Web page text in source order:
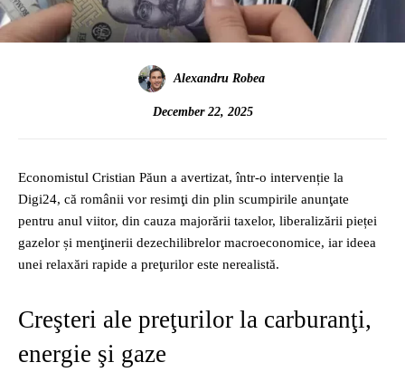
Alexandru Robea
December 22, 2025
Economistul Cristian Păun a avertizat, într-o intervenție la
Digi24, că românii vor resimţi din plin scumpirile anunţate
pentru anul viitor, din cauza majorării taxelor, liberalizării pieței
gazelor și menţinerii dezechilibrelor macroeconomice, iar ideea
unei relaxări rapide a preţurilor este nerealistă.
Creşteri ale preţurilor la carburanţi,
energie şi gaze